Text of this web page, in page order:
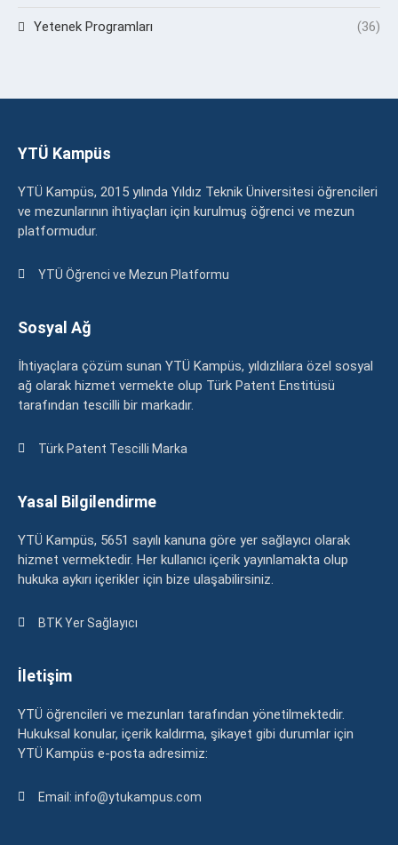
Yetenek Programları (36)
YTÜ Kampüs
YTÜ Kampüs, 2015 yılında Yıldız Teknik Üniversitesi öğrencileri
ve mezunlarının ihtiyaçları için kurulmuş öğrenci ve mezun
platformudur.
YTÜ Öğrenci ve Mezun Platformu
Sosyal Ağ
İhtiyaçlara çözüm sunan YTÜ Kampüs, yıldızlılara özel sosyal
ağ olarak hizmet vermekte olup Türk Patent Enstitüsü
tarafından tescilli bir markadır.
Türk Patent Tescilli Marka
Yasal Bilgilendirme
YTÜ Kampüs, 5651 sayılı kanuna göre yer sağlayıcı olarak
hizmet vermektedir. Her kullanıcı içerik yayınlamakta olup
hukuka aykırı içerikler için bize ulaşabilirsiniz.
BTK Yer Sağlayıcı
İletişim
YTÜ öğrencileri ve mezunları tarafından yönetilmektedir.
Hukuksal konular, içerik kaldırma, şikayet gibi durumlar için
YTÜ Kampüs e-posta adresimiz:
Email: info@ytukampus.com